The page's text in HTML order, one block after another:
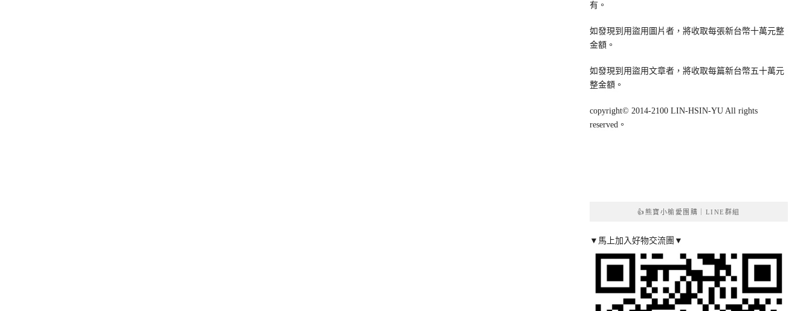
有。
如發現到用盜用圖片者，將收取每張新台幣十萬元整
金額。
如發現到用盜用文章者，將收取每篇新台幣五十萬元
整金額。
copyright© 2014-2100 LIN-HSIN-YU All rights
reserved。
👍熊寶小榆愛團購｜LINE群組
▼馬上加入好物交流團▼